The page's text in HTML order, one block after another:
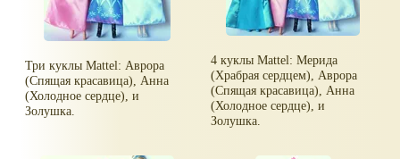
Три куклы Mattel: Аврора
(Спящая красавица), Анна
(Холодное сердце), и
Золушка.
4 куклы Mattel: Мерида
(Храбрая сердцем), Аврора
(Спящая красавица), Анна
(Холодное сердце), и
Золушка.